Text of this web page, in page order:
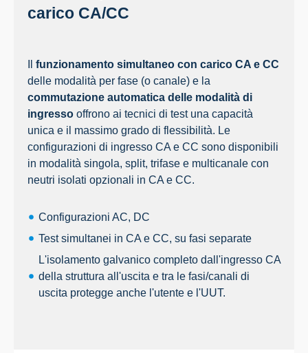
carico CA/CC
funzionamento simultaneo con carico CA e CC
delle modalità per fase (o canale) e la
commutazione automatica delle modalità di
ingresso offrono ai tecnici di test una capacità
unica e il massimo grado di flessibilità. Le
configurazioni di ingresso CA e CC sono disponibili
in modalità singola, split, trifase e multicanale con
neutri isolati opzionali in CA e CC.
Configurazioni AC, DC
Test simultanei in CA e CC, su fasi separate
L'isolamento galvanico completo dall'ingresso CA
della struttura all'uscita e tra le fasi/canali di
uscita protegge anche l'utente e l'UUT.